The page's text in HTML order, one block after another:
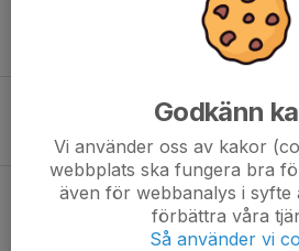
Brålanda IF - Tanums IF 15-19år
Melleruds IF 2 - Brålanda IF
Dalslands Sparbanks Arena
1- 4
Tis 30
Brålanda IF - Eds FF P 15-19 år
Sörbyvallen
Godkänn
Vi använder oss av kakor
webbplats ska fungera bra
även för webbanalys i syfte
förbättra våra
Så använder vi